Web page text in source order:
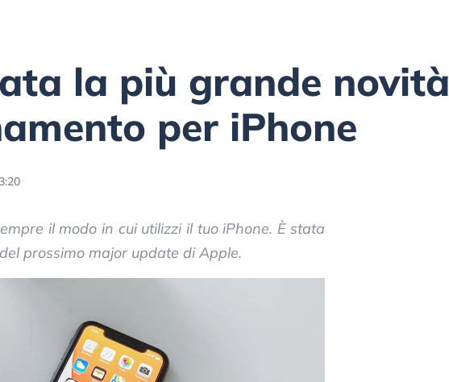
la più grande novità
per iPhone
il modo in cui utilizzi il tuo iPhone. È stata
prossimo major update di Apple.